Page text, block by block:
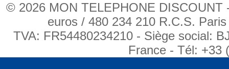
© 2026 MON TELEPHONE DISCOUNT
euros / 480 234 210 R.C.S.
TVA: FR54480234210 - Siège social:
France - Tél: +33